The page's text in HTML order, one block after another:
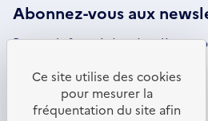
Abonnez-vous aux
Restez informé des dernières
par l'ADEME pour vous
S'ABONNER
S'OUVRE
DANS
UNE
Ce site utilise des cookies
pour mesurer la
fréquentation du site afin